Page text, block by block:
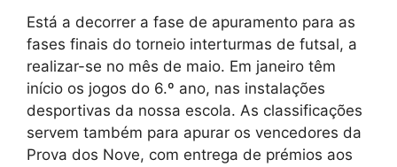
Está a decorrer a fase de apuramento para as
fases finais do torneio interturmas de futsal, a
realizar-se no mês de maio. Em janeiro têm
início os jogos do 6.º ano, nas instalações
desportivas da nossa escola. As classificações
servem também para apurar os vencedores da
Prova dos Nove, com entrega de prémios aos